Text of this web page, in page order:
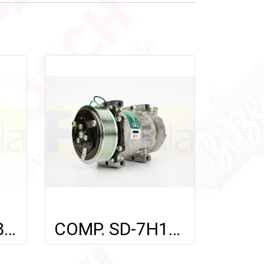
SD-7B08 (8308) 12V. (6 PK) (134a) SANDEN. COMP. SD-7H15 (6179 / 7694) FOR SCANIA 114,124,144 '09 (8PK) 24V.